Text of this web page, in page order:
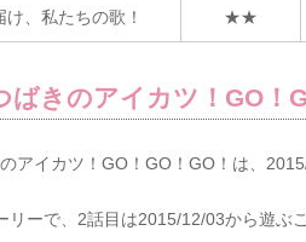
、私たちの歌！ ★★
ばきのアイカツ！GO！
アイカツ！GO！GO！GO！は、
リーで、2話目は2015/12/03から遊ぶ